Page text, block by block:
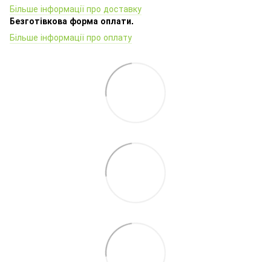
Більше інформації про доставку
Безготівкова форма оплати.
Більше інформації про оплату